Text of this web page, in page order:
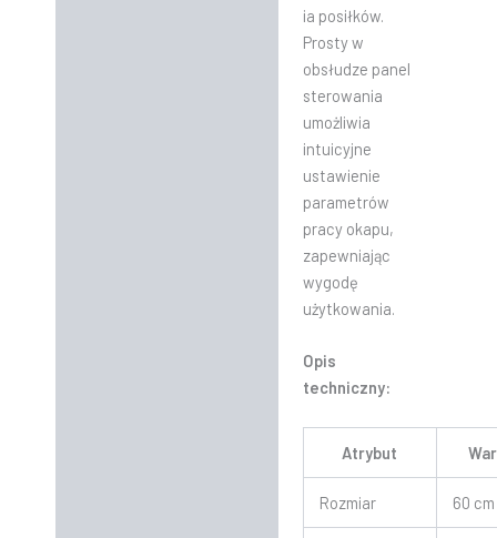
ia posiłków.
Prosty w
obsłudze panel
sterowania
umożliwia
intuicyjne
ustawienie
parametrów
pracy okapu,
zapewniając
wygodę
użytkowania.
Opis
techniczny:
Atrybut
Rozmiar 60 cm